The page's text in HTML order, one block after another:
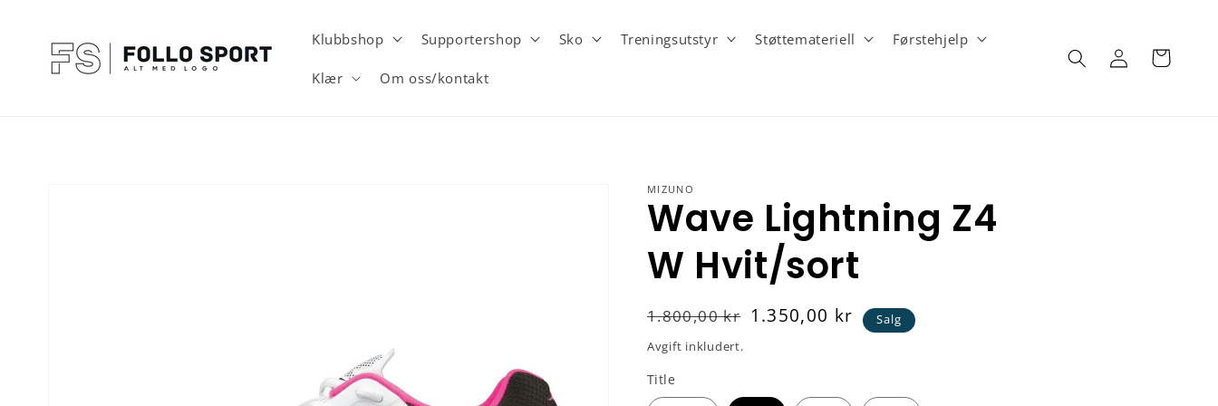
Klubbshop Supportershop Sko Treningsutstyr Støttemateriell Førstehjelp
Klær Om oss/kontakt
Logg
inn
Handlekurv
MIZUNO
Wave Lightning Z4
W Hvit/sort
Vanlig
pris
1.800,00 kr
Salgspris 1.350,00 kr
Salg
Avgift inkludert.
Title